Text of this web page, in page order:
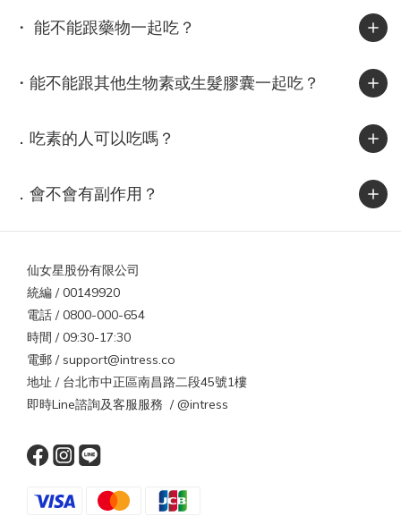
化。染燙後、常吹整或自然偏乾的髮質，都屬於靜電高風險族群。
實用抗靜電 5 招，從旅程到日常都適用1. 保濕是第一步乾燥的頭髮
免沖護髮乳，讓髮絲維持潤澤。2. 換一支梳子塑膠梳最容易蓄電，
木梳或金屬梳則能導電釋放靜電。出國時可攜帶小型木梳或抗靜電
梳具。3. 選對衣物材質壓克力、尼龍、聚酯纖維衣物摩擦力強，最
容易起電。改穿棉質、絲質或羊毛混紡衣物能大幅減少靜電。4. 保
一杯水或加濕器，維持濕度約 50%。5. 避免過熱吹風高溫會破壞角
少靜電與水分流失。出國更明顯！這些國家是靜電重災區若你打算
低、衣物材質偏毛料，都是頭髮起電的完美條件。區域代表城市靜
電特色🇨🇦 加拿大 / 🇺🇸 美國北部多倫多、芝加哥濕度低於 30%，
一脫外套就被電🇸🇪 瑞典 / 🇫🇮 芬蘭斯德哥爾摩、赫爾辛基冬季長
達 5 個月，毛料衣物摩擦頻繁🇯🇵 北海道 / 🇰🇷 首爾札幌、首爾室
內開暖氣、氣候乾冷，髮絲特別炸🇨🇭 瑞士 / 🇩🇪 德國南部慕尼
黑、蘇黎世高海拔乾冷，暖氣讓濕度更低結語｜靜電是頭髮在提醒
你靜電不是壞事，而是一種訊號——提醒你環境太乾、髮絲太渴、
柔，靜電自然就會遠離。無論是在台北的冬日冷空氣中，還是在北
外表亮麗，也是頭皮與身心平衡的表現。本文作者：Olivia Chen｜
・ 能不能跟藥物一起吃？
・能不能跟其他生物素或生髮膠囊一起吃？
．吃素的人可以吃嗎？
．會不會有副作用？
仙女星股份有限公司
統編 / 00149920
電話 / 0800-000-654
時間 / 09:30-17:30
電郵 / support@intress.co
地址 / 台北市中正區南昌路二段45號1樓
即時Line諮詢及客服服務 / @intress